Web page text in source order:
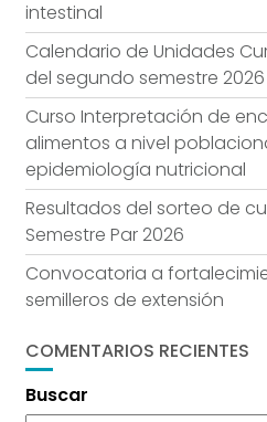
intestinal
Calendario de Unidades
del segundo semestre 2026
Curso Interpretación de
alimentos a nivel
epidemiología nutricional
Resultados del sorteo de
Semestre Par 2026
Convocatoria a
semilleros de extensión
COMENTARIOS RECIENTES
Buscar